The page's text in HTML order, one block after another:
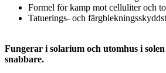
Formel för kamp mot celluliter och
Tatuerings- och
Fungerar i solarium och utomhus i
snabbare.